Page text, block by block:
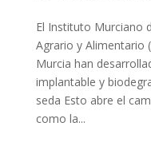
El Instituto Murciano
Agrario y Alimentario
Murcia han
implantable y
seda Esto abre el
como la...